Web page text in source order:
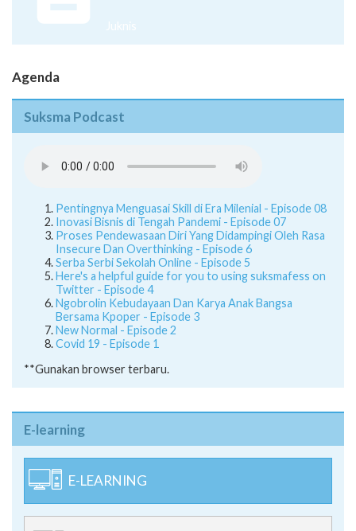
Juknis
Agenda
Suksma Podcast
Pentingnya Menguasai Skill di Era Milenial - Episode 08
Inovasi Bisnis di Tengah Pandemi - Episode 07
Proses Pendewasaan Diri Yang Didampingi Oleh Rasa
Insecure Dan Overthinking - Episode 6
Serba Serbi Sekolah Online - Episode 5
Here's a helpful guide for you to using suksmafess on
Twitter - Episode 4
Ngobrolin Kebudayaan Dan Karya Anak Bangsa
Bersama Kpoper - Episode 3
New Normal - Episode 2
Covid 19 - Episode 1
**Gunakan browser terbaru.
E-learning
E-LEARNING